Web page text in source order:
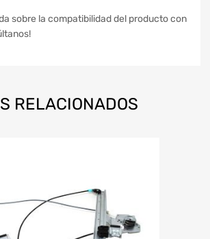
sobre la compatibilidad del producto con
RELACIONADOS